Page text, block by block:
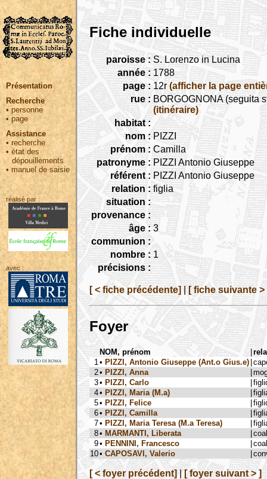
Présentation
Recherche
• personne
•page
Assistance
• recherche
•état des
dépouillements
•manuel de saisie
réalisé par :
avec :
Fiche individuelle
paroisse : S. Lorenzo in Lucina
année : 1788
page : 12r (afficher la page
rue : BORGOGNONA (seguita
(itinéraire)
habitat :
nom : PIZZI
prénom : Camilla
patronyme : PIZZI Antonio Giuseppe
référent : PIZZI Antonio Giuseppe
relation : figlia
situation :
provenance :
âge : 3
communion :
nombre : 1
précisions :
[ < fiche précédente] [ fiche suivante >
Foyer
NOM, prénom |
1 • PIZZI, Antonio Giuseppe (Ant.o Gius.e) |
2• PIZZI, Anna |
3• PIZZI, Carlo |
4• PIZZI, Maria (M.a) |
5• PIZZI, Felice |
6• PIZZI, Camilla |
7• PIZZI, Maria Teresa (M.a Teresa) |
8• MARMANTI, Liberata |
9• PENNINI, Francesco |
10• CAPOSAVI, Valerio |
[ < foyer précédent] [ foyer suivant > ]